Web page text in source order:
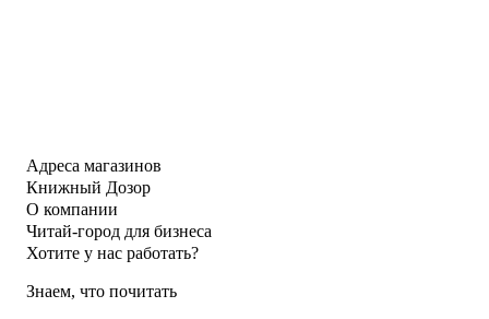
Адреса магазинов
Книжный Дозор
О компании
Читай-город для бизнеса
Хотите у нас работать?
Знаем, что почитать